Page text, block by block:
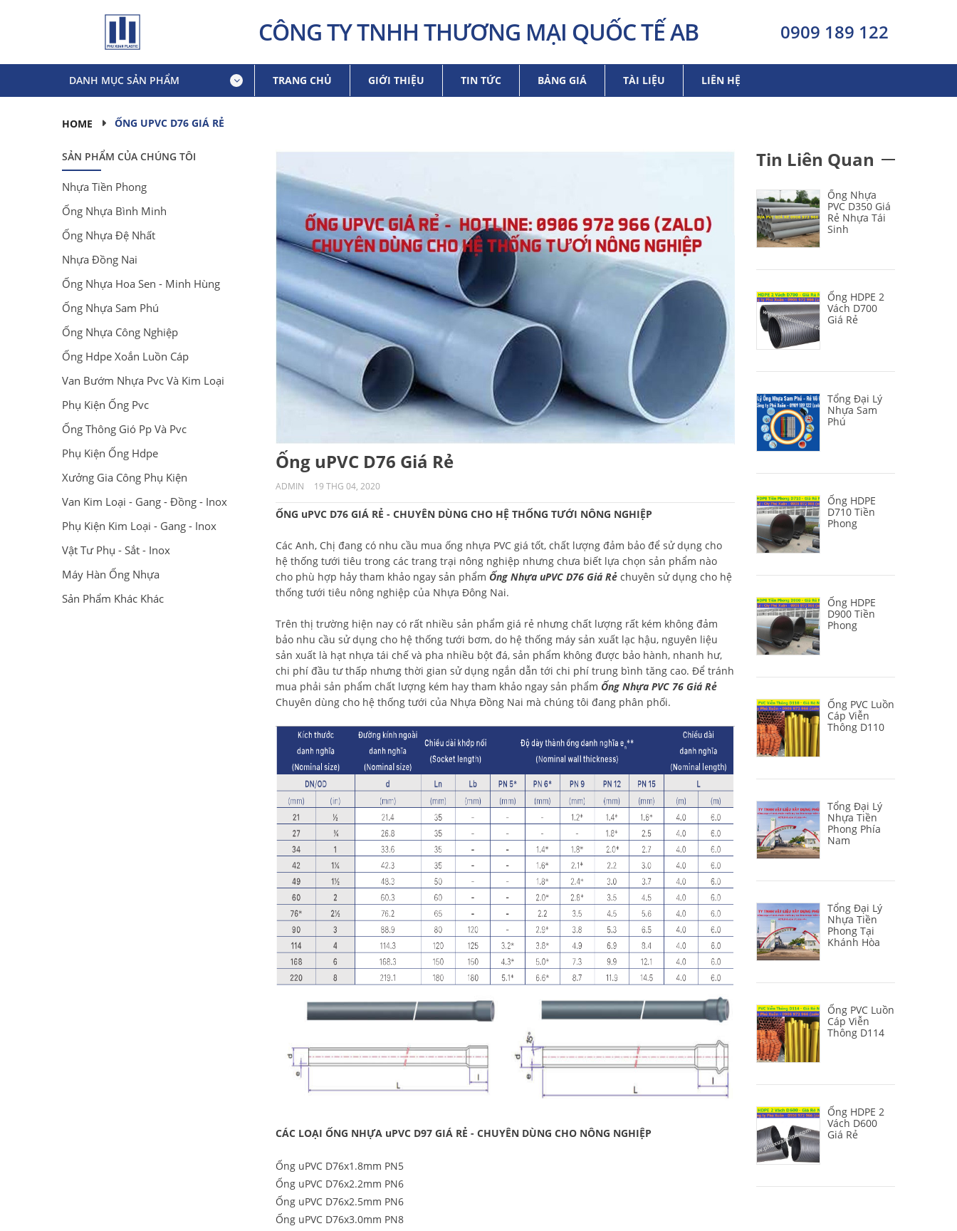
CÔNG TY TNHH THƯƠNG MẠI QUỐC TẾ AB 0909 189 122
DANH MỤC SẢN PHẨM TRANG CHỦ GIỚI THIỆU TIN TỨC BẢNG GIÁ TÀI LIỆU LIÊN HỆ
HOME ỐNG UPVC D76 GIÁ RẺ
SẢN PHẨM CỦA CHÚNG TÔI
Nhựa Tiền Phong
Ống Nhựa Bình Minh
Ống Nhựa Đệ Nhất
Nhựa Đồng Nai
Ống Nhựa Hoa Sen - Minh Hùng
Ống Nhựa Sam Phú
Ống Nhựa Công Nghiệp
Ống Hdpe Xoắn Luồn Cáp
Van Bướm Nhựa Pvc Và Kim Loại
Phụ Kiện Ống Pvc
Ống Thông Gió Pp Và Pvc
Phụ Kiện Ống Hdpe
Xưởng Gia Công Phụ Kiện
Van Kim Loại - Gang - Đồng - Inox
Phụ Kiện Kim Loại - Gang - Inox
Vật Tư Phụ - Sắt - Inox
Máy Hàn Ống Nhựa
Sản Phẩm Khác Khác
Ống uPVC D76 Giá Rẻ
ADMIN 19 THG 04, 2020
ỐNG uPVC D76 GIÁ RẺ - CHUYÊN DÙNG CHO HỆ THỐNG TƯỚI NÔNG NGHIỆP
Các Anh, Chị đang có nhu cầu mua ống nhựa PVC giá tốt, chất lượng đảm bảo để sử dụng cho
hệ thống tưới tiêu trong các trang trại nông nghiệp nhưng chưa biết lựa chọn sản phẩm nào
cho phù hợp hảy tham khảo ngay sản phẩm Ống Nhựa uPVC D76 Giá Rẻ chuyên sử dụng cho hệ
thống tưới tiêu nông nghiệp của Nhựa Đông Nai.
Trên thị trường hiện nay có rất nhiều sản phẩm giá rẻ nhưng chất lượng rất kém không đảm
bảo nhu cầu sử dụng cho hệ thống tưới bơm, do hệ thống máy sản xuất lạc hậu, nguyên liệu
sản xuất là hạt nhựa tái chế và pha nhiều bột đá, sản phẩm không được bảo hành, nhanh hư,
chi phí đầu tư thấp nhưng thời gian sử dụng ngắn dẫn tới chi phí trung bình tăng cao. Để tránh
mua phải sản phẩm chất lượng kém hay tham khảo ngay sản phẩm Ống Nhựa PVC 76 Giá Rẻ
Chuyên dùng cho hệ thống tưới của Nhựa Đồng Nai mà chúng tôi đang phân phối.
CÁC LOẠI ỐNG NHỰA uPVC D97 GIÁ RẺ - CHUYÊN DÙNG CHO NÔNG NGHIỆP
Ống uPVC D76x1.8mm PN5
Ống uPVC D76x2.2mm PN6
Ống uPVC D76x2.5mm PN6
Ống uPVC D76x3.0mm PN8
Tin Liên Quan
Ống Nhựa
PVC D350 Giá
Rẻ Nhựa Tái
Sinh
Ống HDPE 2
Vách D700
Giá Rẻ
Tổng Đại Lý
Nhựa Sam
Phú
Ống HDPE
D710 Tiền
Phong
Ống HDPE
D900 Tiền
Phong
Ống PVC Luồn
Cáp Viễn
Thông D110
Tổng Đại Lý
Nhựa Tiền
Phong Phía
Nam
Tổng Đại Lý
Nhựa Tiền
Phong Tại
Khánh Hòa
Ống PVC Luồn
Cáp Viễn
Thông D114
Ống HDPE 2
Vách D600
Giá Rẻ